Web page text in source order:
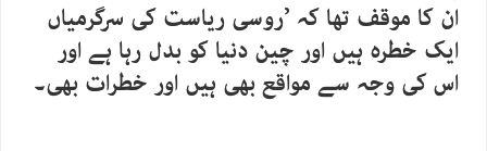
ان کا موقف تھا کہ ’روسی ریاست کی سرگرمیاں
ایک خطرہ ہیں اور چین دنیا کو بدل رہا ہے اور
اس کی وجہ سے مواقع بھی ہیں اور خطرات بھی۔